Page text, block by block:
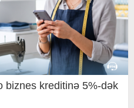
biznes kreditinə 5%-dək